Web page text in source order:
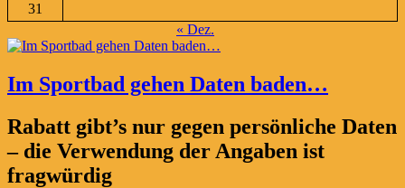
31
« Dez.
Im Sportbad gehen Daten baden…
Rabatt gibt’s nur gegen persönliche Daten
– die Verwendung der Angaben ist
fragwürdig